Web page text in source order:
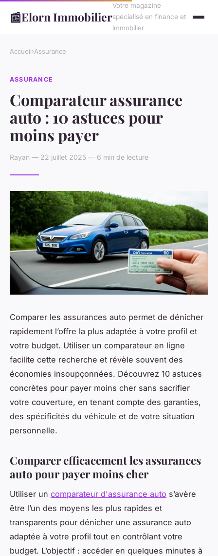
📰Elorn Immobilier
Votre magazine
spécialisé en finance et
immobilier
Accueil›Assurance
ASSURANCE
Comparateur assurance
auto : 10 astuces pour
moins payer
Rayan — 22 juillet 2025 — 6 min de lecture
Comparer les assurances auto permet de dénicher
rapidement l’offre la plus adaptée à votre profil et
votre budget. Utiliser un comparateur en ligne
facilite cette recherche et révèle souvent des
économies insoupçonnées. Découvrez 10 astuces
concrètes pour payer moins cher sans sacrifier
votre couverture, en tenant compte des garanties,
des spécificités du véhicule et de votre situation
personnelle.
Comparer efficacement les assurances
auto pour payer moins cher
Utiliser un comparateur d'assurance auto s’avère
être l’un des moyens les plus rapides et
transparents pour dénicher une assurance auto
adaptée à votre profil tout en contrôlant votre
budget. L’objectif : accéder en quelques minutes à